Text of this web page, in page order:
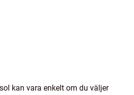
kan vara enkelt om du väljer